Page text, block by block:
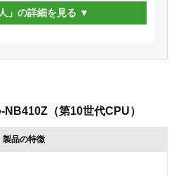
」の詳細を見る
（第10世代CPU）
製品の特徴